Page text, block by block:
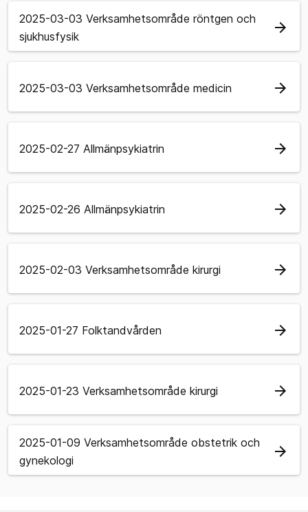
2025-03-03 Verksamhetsområde röntgen och
sjukhusfysik
arrow_forward
2025-03-03 Verksamhetsområde medicin arrow_forward
2025-02-27 Allmänpsykiatrin arrow_forward
2025-02-26 Allmänpsykiatrin arrow_forward
2025-02-03 Verksamhetsområde kirurgi arrow_forward
2025-01-27 Folktandvården arrow_forward
2025-01-23 Verksamhetsområde kirurgi arrow_forward
2025-01-09 Verksamhetsområde obstetrik och
gynekologi
arrow_forward